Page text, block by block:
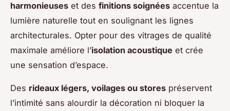
harmonieuses et des finitions soignées accentue la
lumière naturelle tout en soulignant les lignes
architecturales. Opter pour des vitrages de qualité
maximale améliore l’isolation acoustique et crée
une sensation d’espace.
Des rideaux légers, voilages ou stores préservent
l’intimité sans alourdir la décoration ni bloquer la